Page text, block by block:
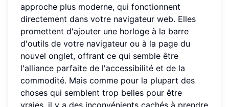
approche plus moderne, qui fonctionnent
directement dans votre navigateur web. Elles
promettent d'ajouter une horloge à la barre
d'outils de votre navigateur ou à la page du
nouvel onglet, offrant ce qui semble être
l'alliance parfaite de l'accessibilité et de la
commodité. Mais comme pour la plupart des
choses qui semblent trop belles pour être
vraies, il y a des inconvénients cachés à prendre